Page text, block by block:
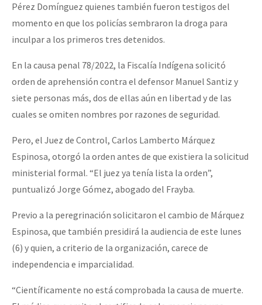
Pérez Domínguez quienes también fueron testigos del
momento en que los policías sembraron la droga para
inculpar a los primeros tres detenidos.
En la causa penal 78/2022, la Fiscalía Indígena solicitó
orden de aprehensión contra el defensor Manuel Santiz y
siete personas más, dos de ellas aún en libertad y de las
cuales se omiten nombres por razones de seguridad.
Pero, el Juez de Control, Carlos Lamberto Márquez
Espinosa, otorgó la orden antes de que existiera la solicitud
ministerial formal. “El juez ya tenía lista la orden”,
puntualizó Jorge Gómez, abogado del Frayba.
Previo a la peregrinación solicitaron el cambio de Márquez
Espinosa, que también presidirá la audiencia de este lunes
(6) y quien, a criterio de la organización, carece de
independencia e imparcialidad.
“Científicamente no está comprobada la causa de muerte.